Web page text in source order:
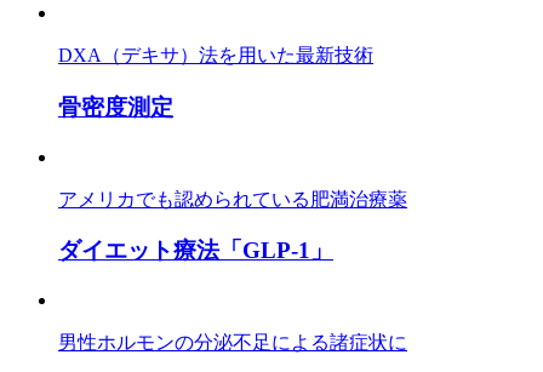
DXA（デキサ）法を用いた最新技術
骨密度測定
アメリカでも認められている肥満治療薬
ダイエット療法「GLP-1」
男性ホルモンの分泌不足による諸症状に